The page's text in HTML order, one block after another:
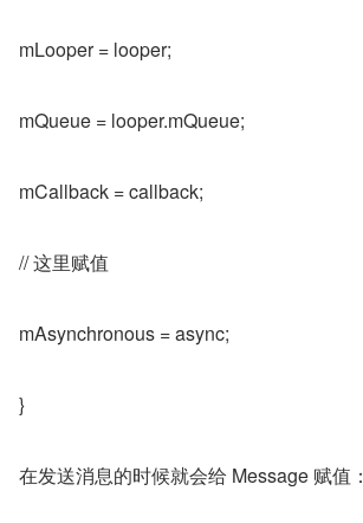
mLooper = looper;
mQueue = looper.mQueue;
mCallback = callback;
// 这里赋值
mAsynchronous = async;
}
在发送消息的时候就会给 Message 赋值：